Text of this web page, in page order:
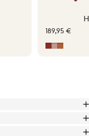
189,95 €